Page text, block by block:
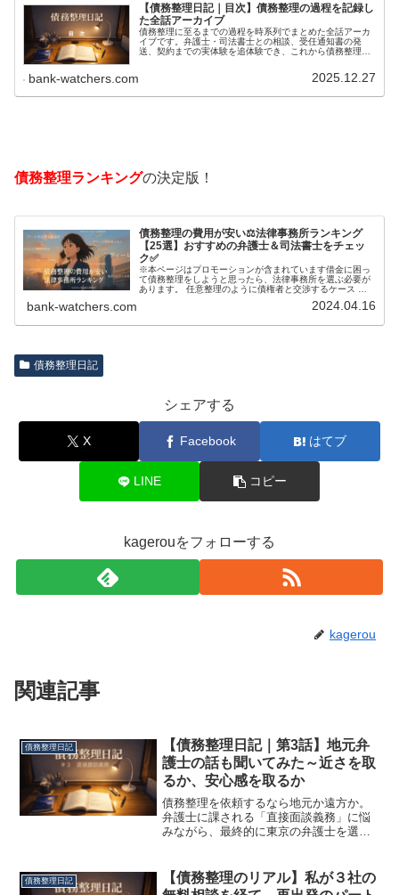
【債務整理日記｜目次】債務整理の過程を記録し
た全話アーカイブ
債務整理に至るまでの過程を時系列でまとめた全話アーカ
イブです。弁護士・司法書士との相談、受任通知書の発
送、契約までの実体験を追体験でき、これから債務整理を
bank-watchers.com 2025.12.27
債務整理ランキングの決定版！
債務整理の費用が安い⚖️法律事務所ランキング
【25選】おすすめの弁護士＆司法書士をチェッ
ク✅
※本ページはプロモーションが含まれています借金に困っ
て債務整理をしようと思ったら、法律事務所を選ぶ必要が
あります。 任意整理のように債権者と交渉するケース 自
bank-watchers.com 2024.04.16
債務整理日記
シェアする
X Facebook はてブ
LINE コピー
kagerouをフォローする
kagerou
関連記事
債務整理日記
【債務整理日記｜第3話】地元弁
護士の話も聞いてみた～近さを取
るか、安心感を取るか
債務整理を依頼するなら地元か遠方か。
弁護士に課される「直接面談義務」に悩
みながら、最終的に東京の弁護士を選ん
債務整理日記
【債務整理のリアル】私が３社の